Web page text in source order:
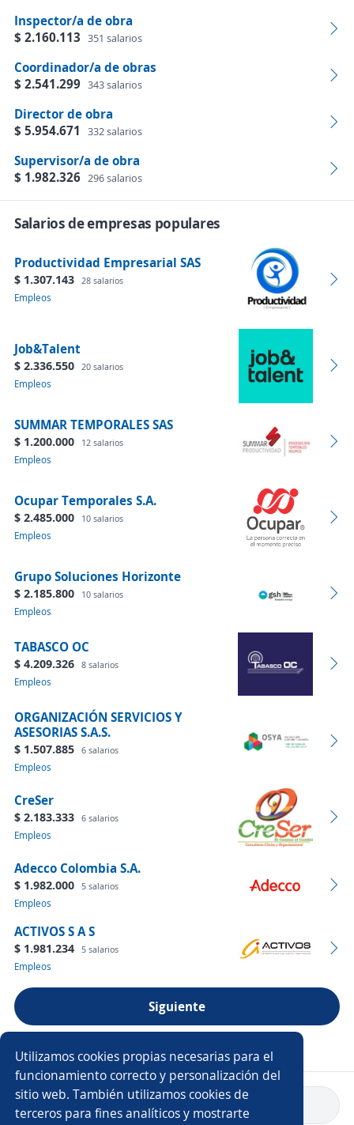
Utilizamos cookies propias necesarias para el
funcionamiento correcto y personalización del
sitio web. También utilizamos cookies de
terceros para fines analíticos y mostrarte
Inspector/a de obra
$ 2.160.113 351 salarios
Coordinador/a de obras
$ 2.541.299 343 salarios
Director de obra
$ 5.954.671
332 salarios
Supervisor/a de obra
$ 1.982.326 296 salarios
Salarios de empresas populares
Productividad Empresarial SAS
$ 1.307.143 28 salarios
Empleos
Job&Talent
$ 2.336.550 20 salarios
Empleos
SUMMAR TEMPORALES SAS
$ 1.200.000 12 salarios
Empleos
Ocupar Temporales S.A.
$ 2.485.000 10 salarios
Empleos
Grupo Soluciones Horizonte
$ 2.185.800 10 salarios
Empleos
TABASCO OC
$ 4.209.326 8 salarios
Empleos
ORGANIZACIÓN SERVICIOS Y
ASESORIAS S.A.S.
$ 1.507.885 6 salarios
Empleos
CreSer
$ 2.183.333 6 salarios
Empleos
Adecco Colombia S.A.
$ 1.982.000 5 salarios
Empleos
ACTIVOS S A S
$ 1.981.234 5 salarios
Empleos
Siguiente
Ver más empresas
Volver a inicio